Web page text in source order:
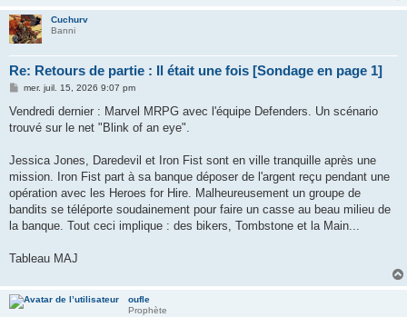
Cuchurv
Banni
Re: Retours de partie : Il était une fois [Sondage en page 1]
M
s
a
mer. juil. 15, 2026 9:07 pm
Vendredi dernier : Marvel MRPG avec l'équipe Defenders. Un scénario
trouvé sur le net "Blink of an eye".
Jessica Jones, Daredevil et Iron Fist sont en ville tranquille après une
mission. Iron Fist part à sa banque déposer de l'argent reçu pendant une
opération avec les Heroes for Hire. Malheureusement un groupe de
bandits se téléporte soudainement pour faire un casse au beau milieu de
la banque. Tout ceci implique : des bikers, Tombstone et la Main...
Tableau MAJ
oufle
Prophète